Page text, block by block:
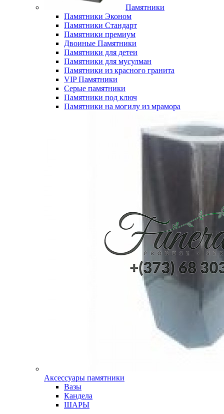
Памятники
Памятники Эконом
Памятники Стандарт
Памятники премиум
Двоиные Памятники
Памятники для детеи
Памятники для мусулман
Памятники из красного гранита
VIP Памятники
Серые памятники
Памятники под ключ
Памятники на могилу из мрамора
Аксессуары памятники
Вазы
Кандела
ШАРЫ